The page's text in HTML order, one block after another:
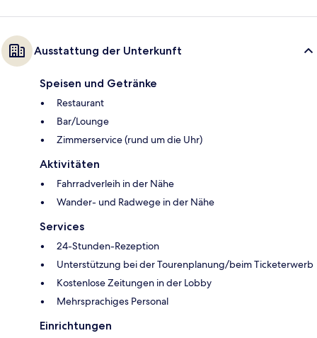
Ausstattung der Unterkunft
Speisen und Getränke
Restaurant
Bar/Lounge
Zimmerservice (rund um die Uhr)
Aktivitäten
Fahrradverleih in der Nähe
Wander- und Radwege in der Nähe
Services
24-Stunden-Rezeption
Unterstützung bei der Tourenplanung/beim Ticketerwerb
Kostenlose Zeitungen in der Lobby
Mehrsprachiges Personal
Einrichtungen